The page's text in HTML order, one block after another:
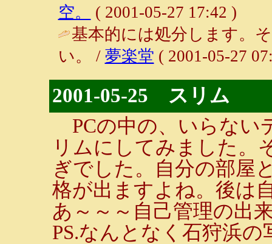
空。
( 2001-05-27 17:42 )
基本的には処分します。
い。 / 夢楽堂 ( 2001-05-27
2001-05-25 スリム
PCの中の、いらない
リムにしてみました。
ぎでした。自分の部屋
格が出ますよね。後は
あ～～～自己管理の出
PS.なんとなく石狩浜